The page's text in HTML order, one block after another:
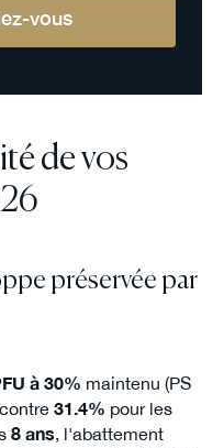
vous
de vos
préservée par
à 30% maintenu (PS
31.4% pour les
8 ans, l'abattement